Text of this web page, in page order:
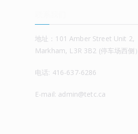
地址：101 Amber Street Unit 2,
Markham, L3R 3B2 (停车场西侧）
电话: 416-637-6286
E-mail: admin@tetc.ca